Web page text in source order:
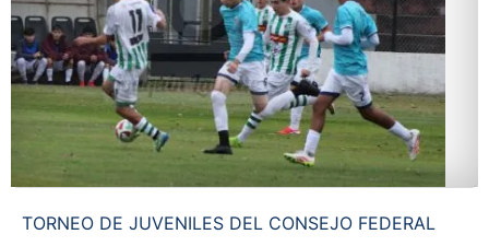
TORNEO DE JUVENILES DEL CONSEJO FEDERAL